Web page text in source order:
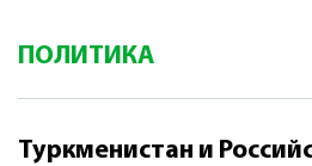
ПОЛИТИКА
Туркменистан и